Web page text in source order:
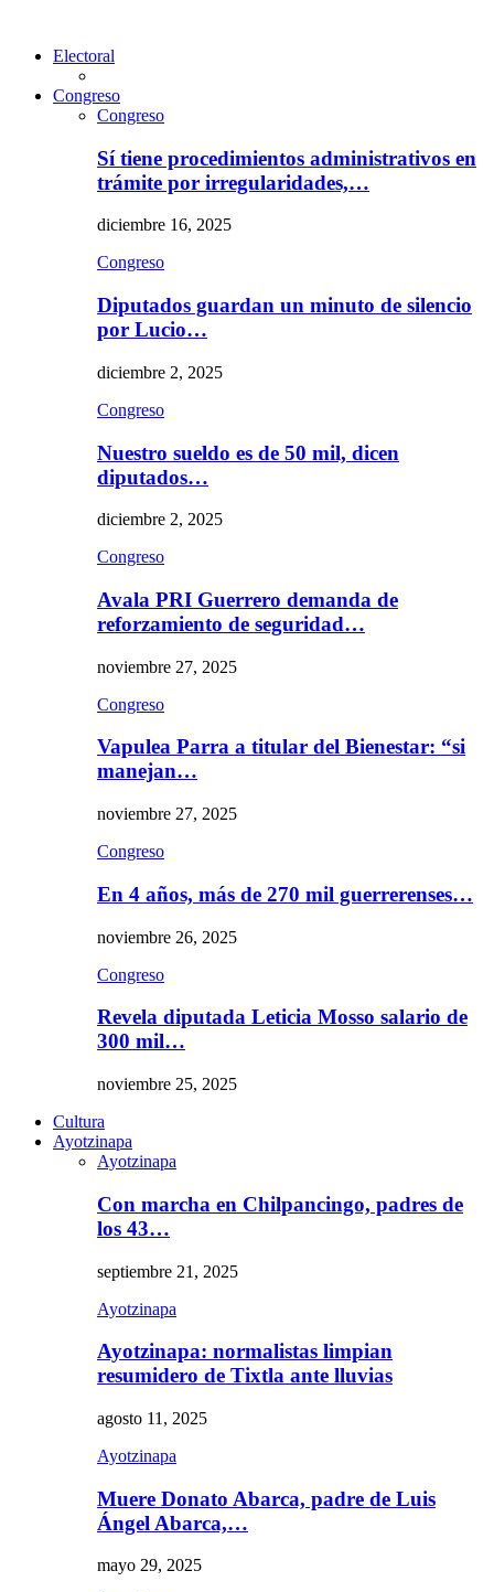
Electoral
Congreso
Congreso
Sí tiene procedimientos administrativos en
trámite por irregularidades,…
diciembre 16, 2025
Congreso
Diputados guardan un minuto de silencio
por Lucio…
diciembre 2, 2025
Congreso
Nuestro sueldo es de 50 mil, dicen
diputados…
diciembre 2, 2025
Congreso
Avala PRI Guerrero demanda de
reforzamiento de seguridad…
noviembre 27, 2025
Congreso
Vapulea Parra a titular del Bienestar: “si
manejan…
noviembre 27, 2025
Congreso
En 4 años, más de 270 mil guerrerenses…
noviembre 26, 2025
Congreso
Revela diputada Leticia Mosso salario de
300 mil…
noviembre 25, 2025
Cultura
Ayotzinapa
Ayotzinapa
Con marcha en Chilpancingo, padres de
los 43…
septiembre 21, 2025
Ayotzinapa
Ayotzinapa: normalistas limpian
resumidero de Tixtla ante lluvias
agosto 11, 2025
Ayotzinapa
Muere Donato Abarca, padre de Luis
Ángel Abarca,…
mayo 29, 2025